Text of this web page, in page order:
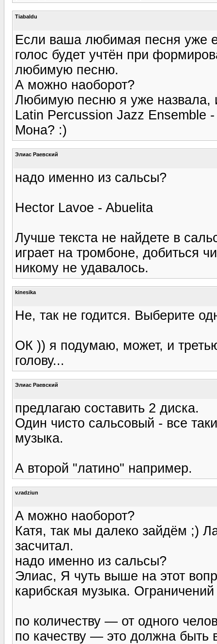
Tiabaldu
Если ваша любимая песня уже
голос будет учтён при
любимую песню.
А можно наоборот?
Любимую песню я уже назвала,
Latin Percussion Jazz Ensemble
Мона? :)
Элиас Раевский
надо именно из сальсы?
Hector Lavoe - Abuelita
Лучше текста не найдете в
играет на тромбоне, добиться
никому не удавалось.
kinesika
Не, так не годится. Выберите
ОК )) я подумаю, может, и
голову...
Элиас Раевский
предлагаю составить 2 диска.
Один чисто сальсовый - все
музыка.
А второй "латино" например.
v.radziun
А можно наоборот?
Катя, так мы далеко зайдём ;)
засчитал.
надо именно из сальсы?
Элиас, Я чуть выше на этот
карибская музыка.
по количеству — от одного
по качеству — это должна